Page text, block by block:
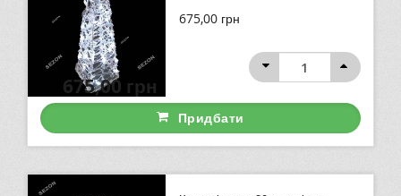
675,00 грн
675,00 грн
Придбати